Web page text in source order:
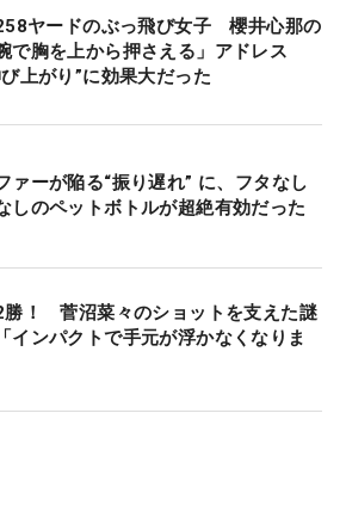
ヤードのぶっ飛び女子 櫻井心那の
で胸を上から押さえる」アドレス
上がり”に効果大だった
ァーが陥る“振り遅れ” に、フタなし
しのペットボトルが超絶有効だった
勝！ 菅沼菜々のショットを支えた謎
インパクトで手元が浮かなくなりま